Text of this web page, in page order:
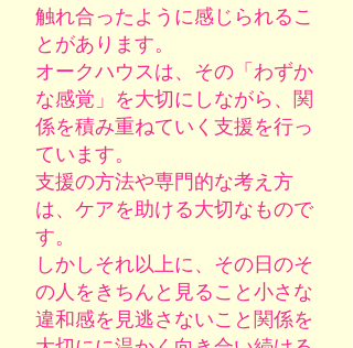
触れ合ったように感じられるこ
とがあります。
オークハウスは、その「わずか
な感覚」を大切にしながら、関
係を積み重ねていく支援を行っ
ています。
支援の方法や専門的な考え方
は、ケアを助ける大切なもので
す。
しかしそれ以上に、その日のそ
の人をきちんと見ること小さな
違和感を見逃さないこと関係を